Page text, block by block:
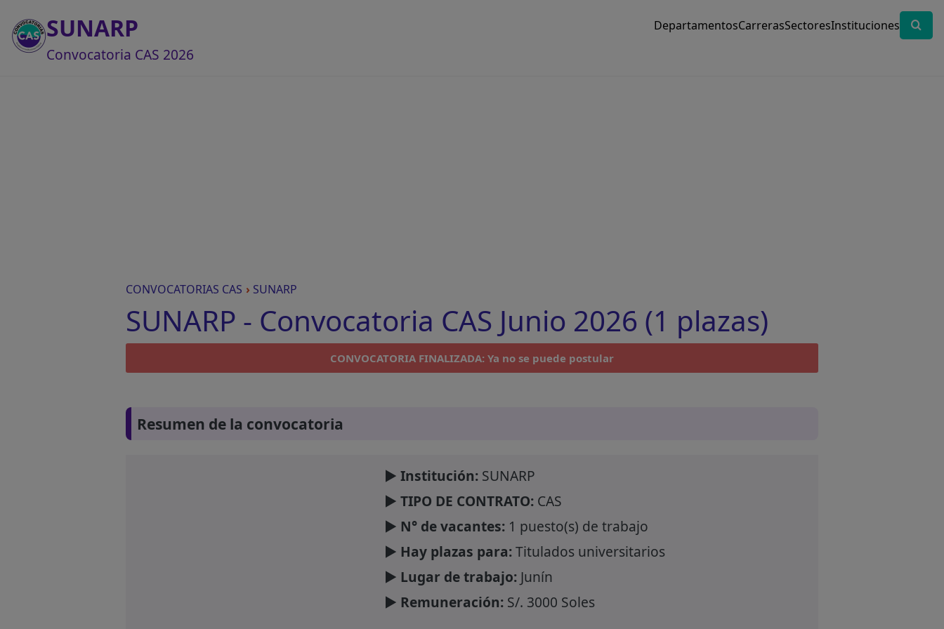
SUNARP
Convocatoria CAS 2026
DepartamentosCarrerasSectoresInstituciones
CONVOCATORIAS CAS › SUNARP
SUNARP - Convocatoria CAS Junio 2026 (1 plazas)
CONVOCATORIA FINALIZADA: Ya no se puede postular
Resumen de la convocatoria
► Institución:SUNARP
► TIPO DE CONTRATO:CAS
► N° de vacantes:1 puesto(s) de trabajo
► Hay plazas para:Titulados universitarios
► Lugar de trabajo:Junín
► Remuneración:S/. 3000 Soles